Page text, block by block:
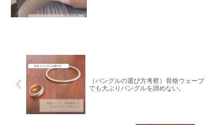
（バングルの選び方考察）骨格ウェーブ
でも大ぶりバングルを諦めない。